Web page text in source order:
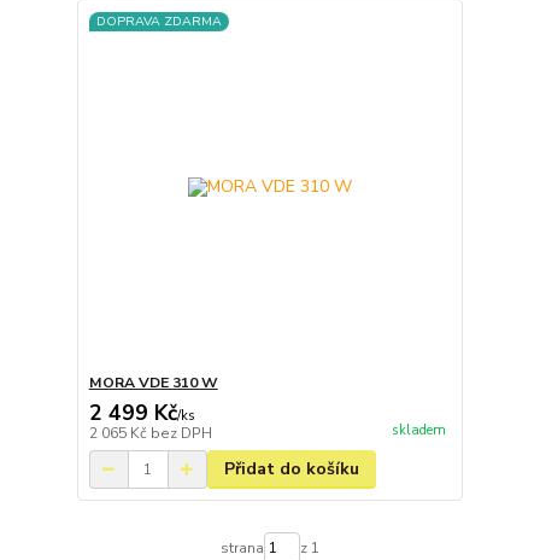
DOPRAVA ZDARMA
MORA VDE 310 W
2 499 Kč/ks
2 065 Kč bez DPH skladem
Přidat do košíku
strana z 1